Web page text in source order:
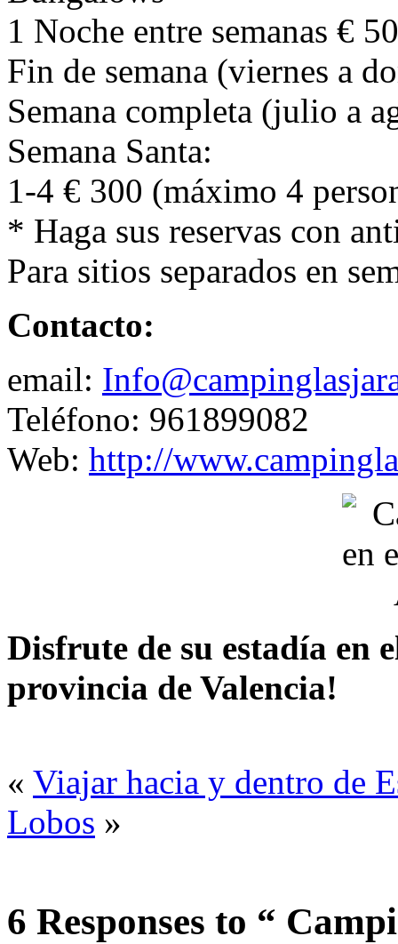
1 Noche entre semanas € 50
Fin de semana (viernes a
Semana completa (julio a
Semana Santa:
1-4 € 300 (máximo 4
* Haga sus reservas con
Para sitios separados en
Contacto:
email:
Teléfono: 961899082
Web: http://
Disfrute de su estadía en
provincia de Valencia!
« Viajar hacia y dentro de
Lobos »
6 Responses to “